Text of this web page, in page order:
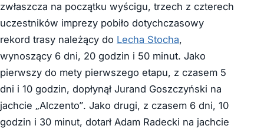
zwłaszcza na początku wyścigu, trzech z czterech
uczestników imprezy pobiło dotychczasowy
rekord trasy należący do Lecha Stocha,
wynoszący 6 dni, 20 godzin i 50 minut. Jako
pierwszy do mety pierwszego etapu, z czasem 5
dni i 10 godzin, dopłynął Jurand Goszczyński na
jachcie „Alczento”. Jako drugi, z czasem 6 dni, 10
godzin i 30 minut, dotarł Adam Radecki na jachcie